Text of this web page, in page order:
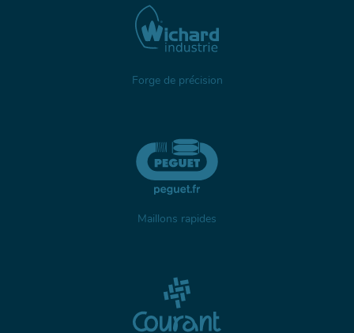
Forge de précision
Maillons rapides